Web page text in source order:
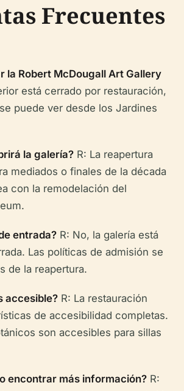
Frecuentes
la Robert McDougall Art Gallery
está cerrado por restauración,
puede ver desde los Jardines
la galería? R: La reapertura
mediados o finales de la década
con la remodelación del
entrada? R: No, la galería está
Las políticas de admisión se
de la reapertura.
accesible? R: La restauración
de accesibilidad completas.
son accesibles para sillas
encontrar más información? R: